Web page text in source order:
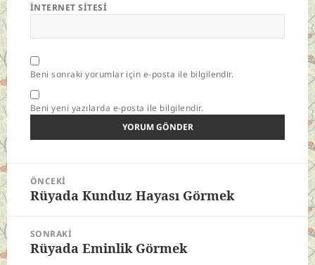
İNTERNET SITESI
Beni sonraki yorumlar için e-posta ile bilgilendir.
Beni yeni yazılarda e-posta ile bilgilendir.
Yazı
gezinmesi
ÖNCEKI
Önceki
Rüyada Kunduz Hayası Görmek
SONRAKI
Sonraki
Rüyada Eminlik Görmek